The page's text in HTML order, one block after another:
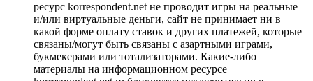
ресурс korrespondent.net не проводит игры на реальные
и/или виртуальные деньги, сайт не принимает ни в
какой форме оплату ставок и других платежей, которые
связаны/могут быть связаны с азартными играми,
букмекерами или тотализаторами. Какие-либо
материалы на информационном ресурсе